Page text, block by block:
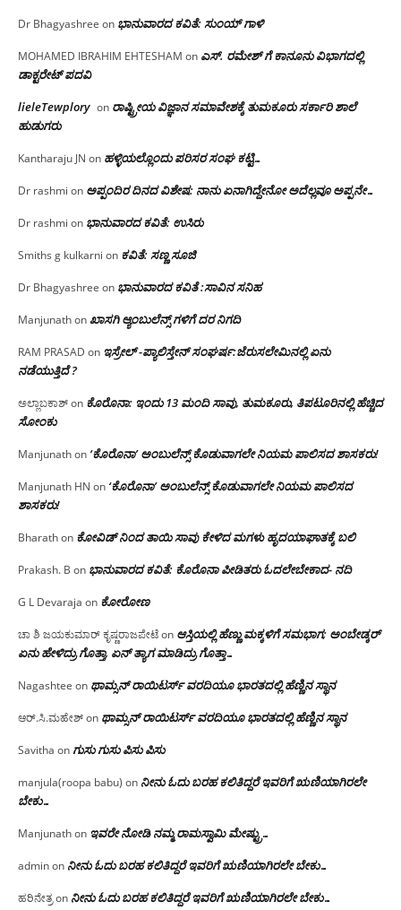
Dr Bhagyashree on ಭಾನುವಾರದ ಕವಿತೆ: ಸುಂಯ್ ಗಾಳಿ
MOHAMED IBRAHIM EHTESHAM on ಎಸ್. ರಮೇಶ್ ಗೆ ಕಾನೂನು ವಿಭಾಗದಲ್ಲಿ
ಡಾಕ್ಟರೇಟ್ ಪದವಿ
lieleTewplory on ರಾಷ್ಟ್ರೀಯ ವಿಜ್ಞಾನ ಸಮಾವೇಶಕ್ಕೆ‌ ತುಮಕೂರು ಸರ್ಕಾರಿ ಶಾಲೆ
ಹುಡುಗರು
Kantharaju JN on ಹಳ್ಳಿಯಲ್ಲೊಂದು ಪರಿಸರ ಸಂಘ ಕಟ್ಟಿ…
Dr rashmi on ಅಪ್ಪಂದಿರ ದಿನದ ವಿಶೇಷ: ನಾನು ಏನಾಗಿದ್ದೇನೋ‌ ಅದೆಲ್ಲವೂ ಅಪ್ಪನೇ…
Dr rashmi on ಭಾನುವಾರದ ಕವಿತೆ: ಉಸಿರು
Smiths g kulkarni on ಕವಿತೆ: ಸಣ್ಣ ಸೂಜಿ
Dr Bhagyashree on ಭಾನುವಾರದ ಕವಿತೆ :ಸಾವಿನ ಸನಿಹ
Manjunathonಖಾಸಗಿ ಆ್ಯಂಬುಲೆನ್ಸ್ ಗಳಿಗೆ ದರ ನಿಗದಿ
RAM PRASAD on ಇಸ್ರೇಲ್ -ಪ್ಯಾಲಿಸ್ತೇನ್ ಸಂಘರ್ಷ:ಜೆರುಸಲೇಮಿನಲ್ಲಿ ಏನು
ನಡೆಯುತ್ತಿದೆ ?
ಅಲ್ಲಾಬಕಾಶ್on ಕೊರೊನಾ: ಇಂದು 13 ಮಂದಿ ಸಾವು, ತುಮಕೂರು, ತಿಪಟೂರಿನಲ್ಲಿ ಹೆಚ್ಚಿದ
ಸೋಂಕು
Manjunathon ‘ಕೊರೊನಾ’ ಅಂಬುಲೆನ್ಸ್ ಕೊಡುವಾಗಲೇ ನಿಯಮ ಪಾಲಿಸದ ಶಾಸಕರು!
Manjunath HN on ‘ಕೊರೊನಾ’ ಅಂಬುಲೆನ್ಸ್ ಕೊಡುವಾಗಲೇ ನಿಯಮ ಪಾಲಿಸದ
ಶಾಸಕರು!
Bharathon ಕೋವಿಡ್ ನಿಂದ ತಾಯಿ ಸಾವು ಕೇಳಿದ ಮಗಳು ಹೃದಯಾಘಾತಕ್ಕೆ ಬಲಿ
Prakash. B on ಭಾನುವಾರದ ಕವಿತೆ: ಕೊರೊನಾ ಪೀಡಿತರು ಓದಲೇಬೇಕಾದ- ನದಿ
G L Devaraja on ಕೋರೋಣ
ಚಾ ಶಿ ಜಯಕುಮಾರ್ ಕೃಷ್ಣರಾಜಪೇಟೆon ಆಸ್ತಿಯಲ್ಲಿ ಹೆಣ್ಣು ಮಕ್ಕಳಿಗೆ ಸಮಭಾಗ; ಅಂಬೇಡ್ಕರ್
ಏನು ಹೇಳಿದ್ರು ಗೊತ್ತಾ, ಏನ್ ತ್ಯಾಗ ಮಾಡಿದ್ರು ಗೊತ್ತಾ…
Nagashtee on ಥಾಮ್ಸನ್ ರಾಯಿಟರ್ಸ್ ವರದಿಯೂ ಭಾರತದಲ್ಲಿ ಹೆಣ್ಣಿನ ಸ್ಥಾನ‌
ಆರ್.ಸಿ.ಮಹೇಶ್on ಥಾಮ್ಸನ್ ರಾಯಿಟರ್ಸ್ ವರದಿಯೂ ಭಾರತದಲ್ಲಿ ಹೆಣ್ಣಿನ ಸ್ಥಾನ‌
Savitha onಗುಸು ಗುಸು ಪಿಸು ಪಿಸು
manjula(roopa babu) on ನೀನು ಓದು ಬರಹ ಕಲಿತಿದ್ದರೆ ಇವರಿಗೆ ಋಣಿಯಾಗಿರಲೇ
ಬೇಕು…
Manjunathon ಇವರೇ‌ ನೋಡಿ‌ ನಮ್ಮ‌ ರಾಮಸ್ವಾಮಿ ಮೇಷ್ಟ್ರು…
adminon ನೀನು ಓದು ಬರಹ ಕಲಿತಿದ್ದರೆ ಇವರಿಗೆ ಋಣಿಯಾಗಿರಲೇ ಬೇಕು…
ಹರಿನೇತ್ರon ನೀನು ಓದು ಬರಹ ಕಲಿತಿದ್ದರೆ ಇವರಿಗೆ ಋಣಿಯಾಗಿರಲೇ ಬೇಕು…